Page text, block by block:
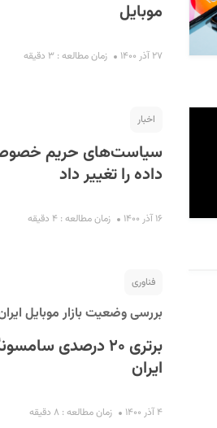
موبایل
۲۷ آذر ۱۴۰۰ زمان مطالعه : ۳ دقیقه
اخبار
سیاست‌های حریم خصوصی
داده را تغییر داد
۱۶ آذر ۱۴۰۰ زمان مطالعه : ۴ دقیقه
فناوری
بررسی وضعیت بازار موبایل
برتری ۲۰ درصدی
ایران
۴ آذر ۱۴۰۰ زمان مطالعه : ۸ دقیقه